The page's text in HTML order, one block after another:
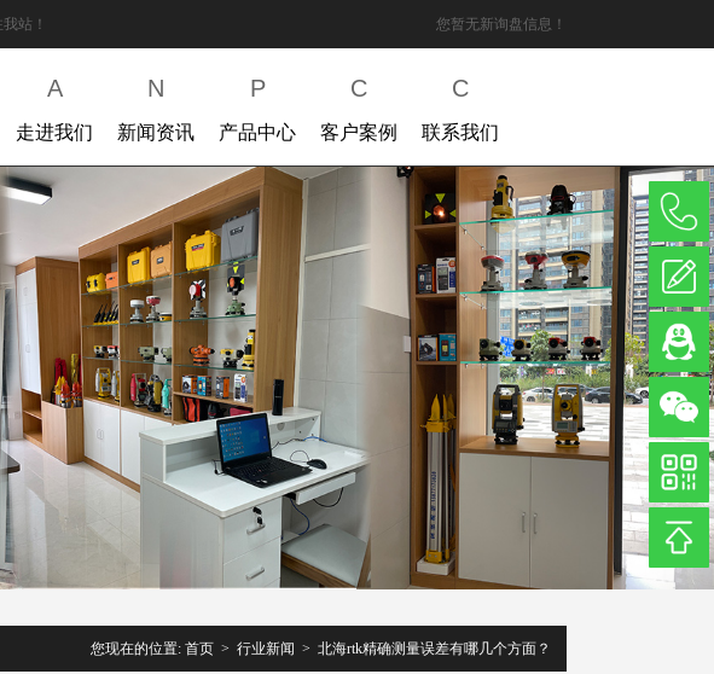
站！ 您暂无新询盘信息！
A
走进我们
N
新闻资讯
P
产品中心
C
客户案例
C
联系我们
您现在的位置: 首页 > 行业新闻 > 北海rtk精确测量误差有哪几个方面？